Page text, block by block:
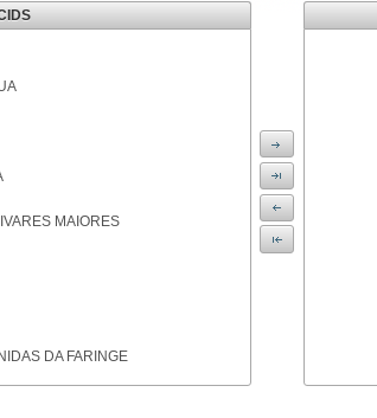
MAIORES
DA FARINGE